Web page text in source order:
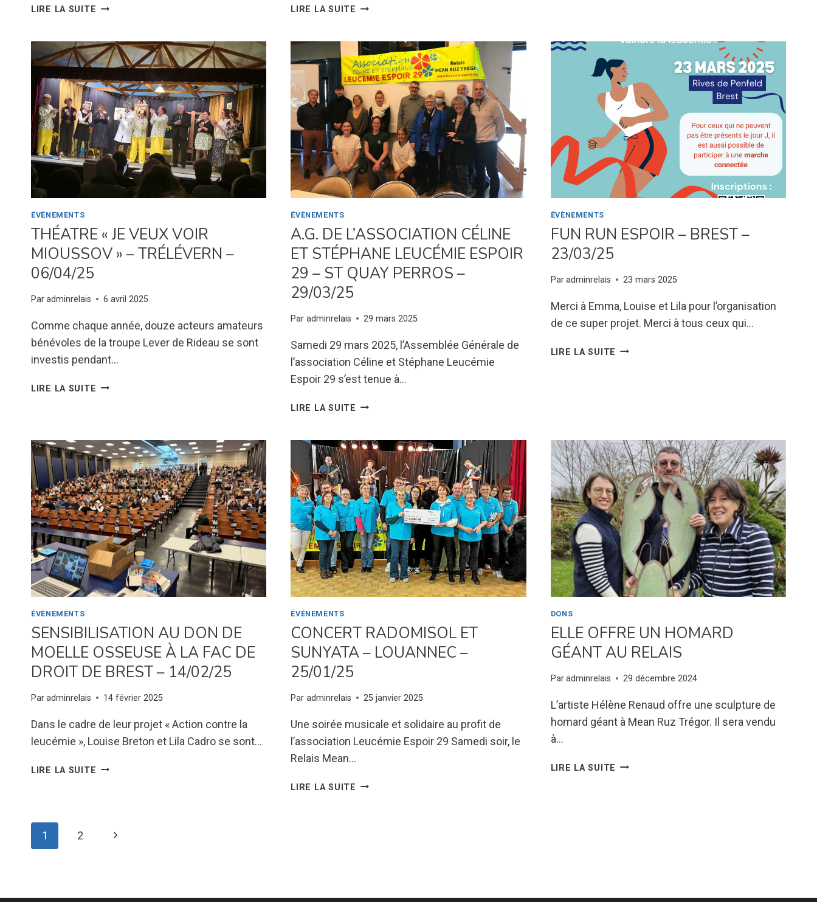
LIRE LA SUITE FORUM
LOUANNEC
–
LIRE LA SUITE PENVENAN
10/08/25
SOLF
À
L’ICI
–
BREST
–
06/05/25
ÉVÈNEMENTS
THÉATRE « JE VEUX VOIR
MIOUSSOV » – TRÉLÉVERN –
06/04/25
Paradminrelais 6 avril 2025
Comme chaque année, douze acteurs amateurs
bénévoles de la troupe Lever de Rideau se sont
investis pendant…
LIRE LA SUITE THÉATRE
MIOUSSOV »
–
TRÉLÉVERN
–
06/04/25
ÉVÈNEMENTS
A.G. DE L’ASSOCIATION CÉLINE
ET STÉPHANE LEUCÉMIE ESPOIR
29 – ST QUAY PERROS –
29/03/25
Par adminrelais 29 mars 2025
Samedi 29 mars 2025, l’Assemblée Générale de
l’association Céline et Stéphane Leucémie
Espoir 29 s’est tenue à…
LIRE LA SUITE A.G.
CÉLINE
ET
STÉPHANE
LEUCÉMIE
ESPOIR
29
–
ST
QUAY
PERROS
–
ÉVÈNEMENTS
FUN RUN ESPOIR – BREST –
23/03/25
Paradminrelais 23 mars 2025
Merci à Emma, Louise et Lila pour l’organisation
de ce super projet. Merci à tous ceux qui…
LIRE LA SUITE FUN
ÉVÈNEMENTS
SENSIBILISATION AU DON DE
MOELLE OSSEUSE À LA FAC DE
DROIT DE BREST – 14/02/25
Paradminrelais 14 février 2025
Dans le cadre de leur projet « Action contre la
leucémie », Louise Breton et Lila Cadro se sont…
LIRE LA SUITE SENSIBILISATION
OSSEUSE
ÉVÈNEMENTS
CONCERT RADOMISOL ET
SUNYATA – LOUANNEC –
25/01/25
Par adminrelais 25 janvier 2025
Une soirée musicale et solidaire au profit de
l’association Leucémie Espoir 29 Samedi soir, le
Relais Mean…
LIRE LA SUITE CONCERT
DONS
ELLE OFFRE UN HOMARD
GÉANT AU RELAIS
Paradminrelais 29 décembre 2024
L’artiste Hélène Renaud offre une sculpture de
homard géant à Mean Ruz Trégor. Il sera vendu
à…
LIRE LA SUITE ELLE
NAVIGATION
PAGE
1 2
Page